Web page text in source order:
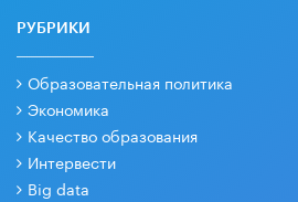
РУБРИКИ
Образовательная политика
Экономика
Качество образования
Интервести
Big data